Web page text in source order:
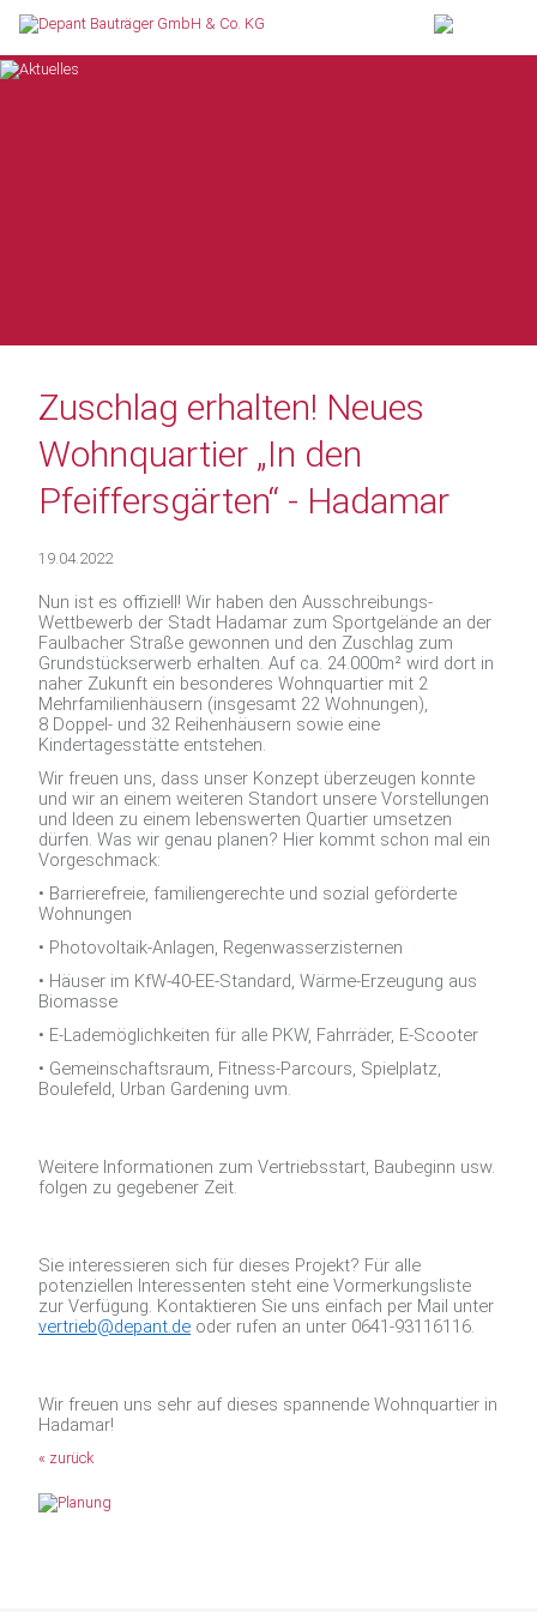
Zuschlag erhalten! Neues
Wohnquartier „In den
Pfeiffersgärten“ - Hadamar
19.04.2022
Nun ist es offiziell! Wir haben den Ausschreibungs-
Wettbewerb der Stadt Hadamar zum Sportgelände an der
Faulbacher Straße gewonnen und den Zuschlag zum
Grundstückserwerb erhalten. Auf ca. 24.000m² wird dort in
naher Zukunft ein besonderes Wohnquartier mit 2
Mehrfamilienhäusern (insgesamt 22 Wohnungen),
8 Doppel- und 32 Reihenhäusern sowie eine
Kindertagesstätte entstehen.
Wir freuen uns, dass unser Konzept überzeugen konnte
und wir an einem weiteren Standort unsere Vorstellungen
und Ideen zu einem lebenswerten Quartier umsetzen
dürfen. Was wir genau planen? Hier kommt schon mal ein
Vorgeschmack:
• Barrierefreie, familiengerechte und sozial geförderte
Wohnungen
• Photovoltaik-Anlagen, Regenwasserzisternen
• Häuser im KfW-40-EE-Standard, Wärme-Erzeugung aus
Biomasse
• E-Lademöglichkeiten für alle PKW, Fahrräder, E-Scooter
• Gemeinschaftsraum, Fitness-Parcours, Spielplatz,
Boulefeld, Urban Gardening uvm.
Weitere Informationen zum Vertriebsstart, Baubeginn usw.
folgen zu gegebener Zeit.
Sie interessieren sich für dieses Projekt? Für alle
potenziellen Interessenten steht eine Vormerkungsliste
zur Verfügung. Kontaktieren Sie uns einfach per Mail unter
vertrieb@depant.de oder rufen an unter 0641-93116116.
Wir freuen uns sehr auf dieses spannende Wohnquartier in
Hadamar!
« zurück